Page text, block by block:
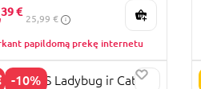
39 €
25,99 €
papildomą prekę internetu
-10%
Ladybug ir Cat